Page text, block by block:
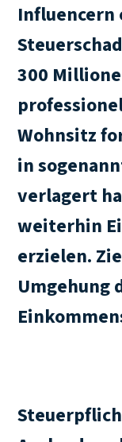
300
Wohnsitz
in
verlagert
weiterhin
erzielen.
Umgehung